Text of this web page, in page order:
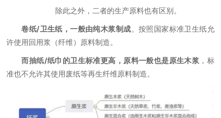
除此之外，二者的生产原料也有区别。
卷纸/卫生纸，一般由纯木浆制成。按照国家标准卫生纸允
许使用回用浆（纤维）原料制造。
而抽纸/纸巾的卫生标准更高，原料一般也是原生木浆 ，标
准也不允许其使用废纸等再生纤维原料制造。